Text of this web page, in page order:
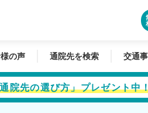
の声 通院先を検索 交通
院先の選び方」プレゼント中